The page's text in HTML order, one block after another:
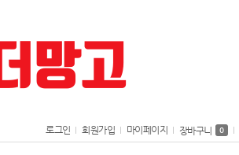
로그인 회원가입 마이페이지 장바구니 0